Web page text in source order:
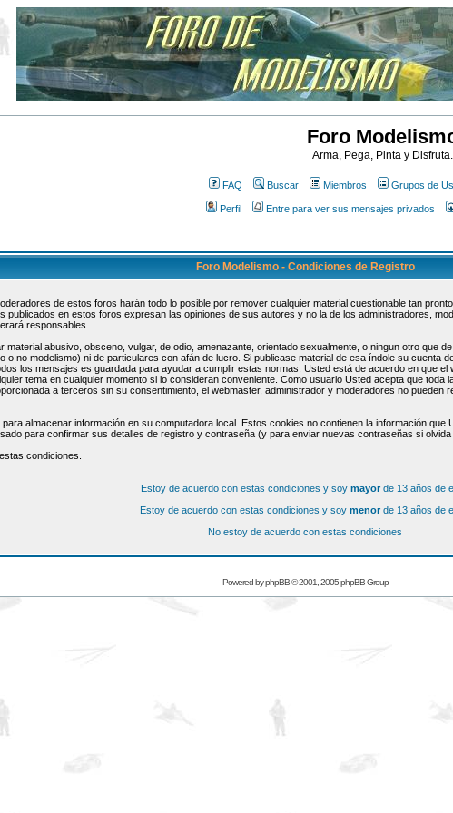
Foro
Arma, Pega, Pinta y Disfruta.
FAQ Buscar Miembros Grupos de
Perfil Entre para ver sus mensajes privados
Foro Modelismo - Condiciones de Registro
de estos foros harán todo lo posible por remover cualquier material cuestionable tan
publicados en estos foros expresan las opiniones de sus autores y no la de los administradores,
responsables.
material abusivo, obsceno, vulgar, de odio, amenazante, orientado sexualmente, o ningun otro que
o no modelismo) ni de particulares con afán de lucro. Si publicase material de esa índole su
los mensajes es guardada para ayudar a cumplir estas normas. Usted está de acuerdo en que
tema en cualquier momento si lo consideran conveniente. Como usuario Usted acepta que toda
a terceros sin su consentimiento, el webmaster, administrador y moderadores no
almacenar información en su computadora local. Estos cookies no contienen la información
para confirmar sus detalles de registro y contraseña (y para enviar nuevas contraseñas si olvida
condiciones.
Estoy de acuerdo con estas condiciones y soy mayorde 13 años de
Estoy de acuerdo con estas condiciones y soy menorde 13 años de
No estoy de acuerdo con estas condiciones
Powered byphpBB© 2001, 2005 phpBB Group